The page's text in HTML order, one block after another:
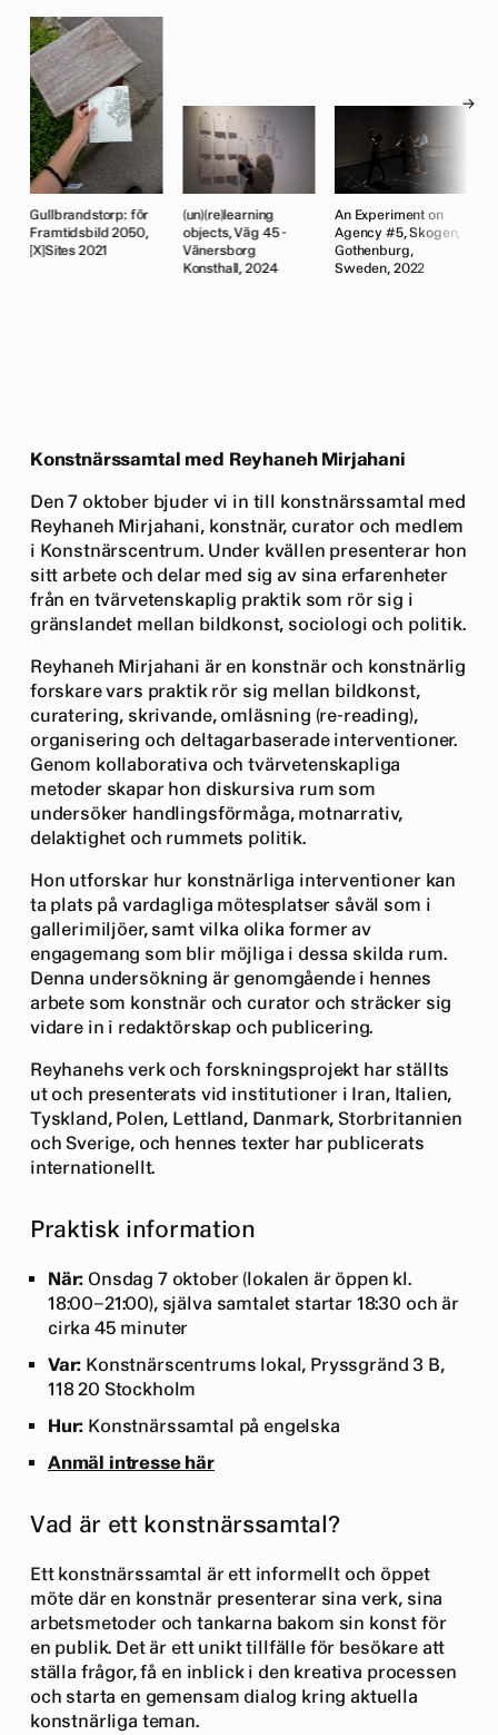
Gullbrandstorp: för
Framtidsbild 2050,
[X]Sites 2021
(un)(re)learning
objects, Väg 45 -
Vänersborg
Konsthall, 2024
An Experiment on
Agency #5, Skogen,
Gothenburg,
Sweden, 2022
→
Konstnärssamtal med Reyhaneh Mirjahani
Den 7 oktober bjuder vi in till konstnärssamtal med
Reyhaneh Mirjahani, konstnär, curator och medlem
i Konstnärscentrum. Under kvällen presenterar hon
sitt arbete och delar med sig av sina erfarenheter
från en tvärvetenskaplig praktik som rör sig i
gränslandet mellan bildkonst, sociologi och politik.
Reyhaneh Mirjahani är en konstnär och konstnärlig
forskare vars praktik rör sig mellan bildkonst,
curatering, skrivande, omläsning (re-reading),
organisering och deltagarbaserade interventioner.
Genom kollaborativa och tvärvetenskapliga
metoder skapar hon diskursiva rum som
undersöker handlingsförmåga, motnarrativ,
delaktighet och rummets politik.
Hon utforskar hur konstnärliga interventioner kan
ta plats på vardagliga mötesplatser såväl som i
gallerimiljöer, samt vilka olika former av
engagemang som blir möjliga i dessa skilda rum.
Denna undersökning är genomgående i hennes
arbete som konstnär och curator och sträcker sig
vidare in i redaktörskap och publicering.
Reyhanehs verk och forskningsprojekt har ställts
ut och presenterats vid institutioner i Iran, Italien,
Tyskland, Polen, Lettland, Danmark, Storbritannien
och Sverige, och hennes texter har publicerats
internationellt.
Praktisk information
När: Onsdag 7 oktober (lokalen är öppen kl.
18:00–21:00), själva samtalet startar 18:30 och är
cirka 45 minuter
Var: Konstnärscentrums lokal, Pryssgränd 3 B,
118 20 Stockholm
Hur: Konstnärssamtal på engelska
Anmäl intresse här
Vad är ett konstnärssamtal?
Ett konstnärssamtal är ett informellt och öppet
möte där en konstnär presenterar sina verk, sina
arbetsmetoder och tankarna bakom sin konst för
en publik. Det är ett unikt tillfälle för besökare att
ställa frågor, få en inblick i den kreativa processen
och starta en gemensam dialog kring aktuella
konstnärliga teman.